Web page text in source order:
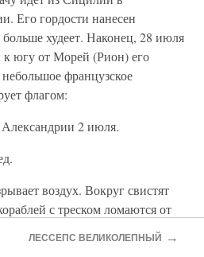
Его гордости нанесен
худеет. Наконец, 28 июля
к югу от Морей (Рион) его
французское
флагом:
2 июля.
воздух. Вокруг свистят
с треском ломаются от
искалеченных матросов и
при виде пламени, лижущего
ЛЕССЕПС ВЕЛИКОЛЕПНЫЙ →